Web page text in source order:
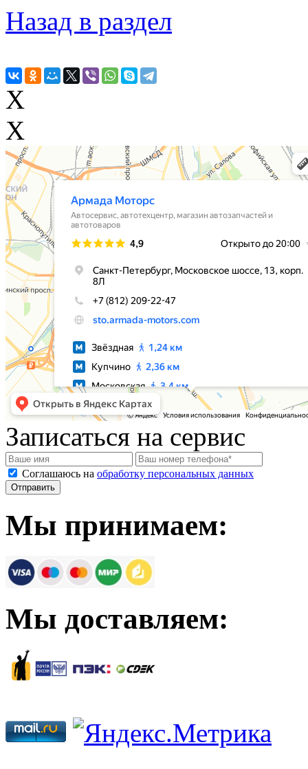
Назад в раздел
X
X
Записаться на сервис
Соглашаюсь на обработку персональных данных
Мы принимаем:
Мы доставляем: